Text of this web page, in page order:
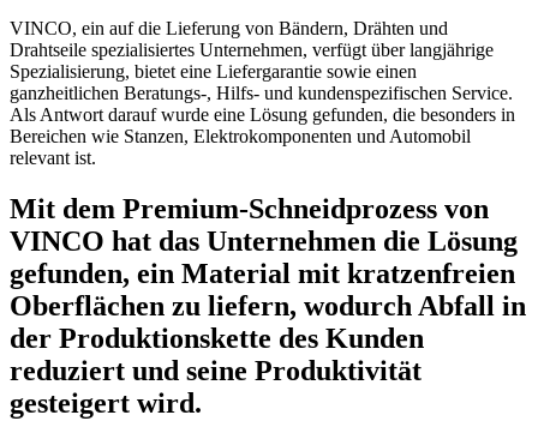
VINCO, ein auf die Lieferung von Bändern, Drähten und
Drahtseile spezialisiertes Unternehmen, verfügt über langjährige
Spezialisierung, bietet eine Liefergarantie sowie einen
ganzheitlichen Beratungs-, Hilfs- und kundenspezifischen Service.
Als Antwort darauf wurde eine Lösung gefunden, die besonders in
Bereichen wie Stanzen, Elektrokomponenten und Automobil
relevant ist.
Mit dem Premium-Schneidprozess von
VINCO hat das Unternehmen die Lösung
gefunden, ein Material mit kratzenfreien
Oberflächen zu liefern, wodurch Abfall in
der Produktionskette des Kunden
reduziert und seine Produktivität
gesteigert wird.